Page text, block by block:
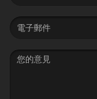
Email
address
Message